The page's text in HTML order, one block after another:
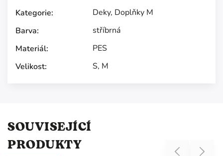
Kategorie: Deky, Doplňky M
Barva:
stříbrná
Materiál:
PES
Velikost: S, M
SOUVISEJÍCÍ
PRODUKTY
Previous Next